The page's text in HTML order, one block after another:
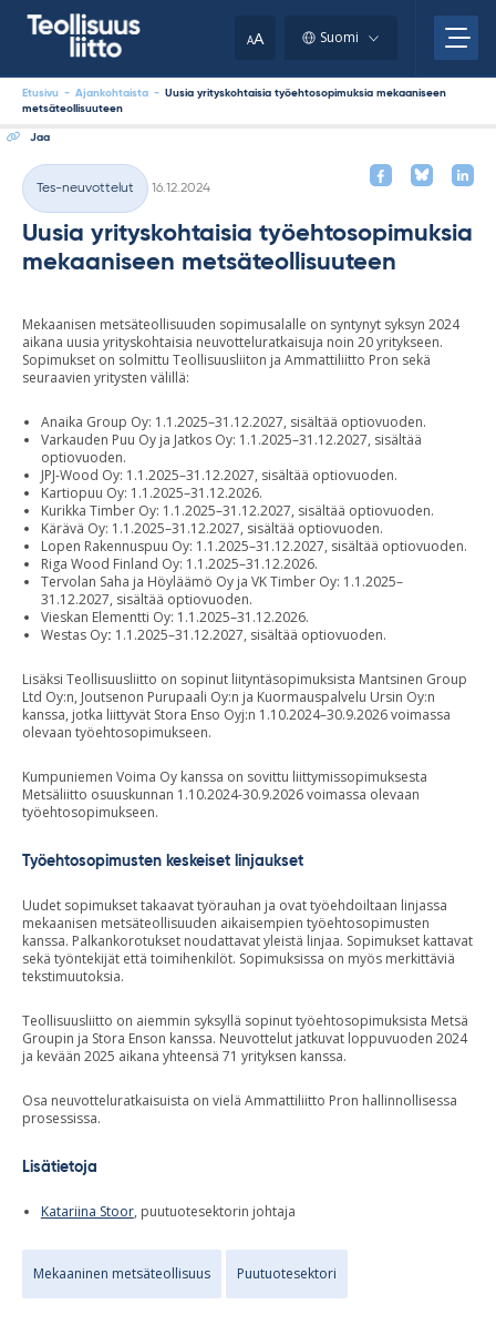
AA Suomi
Etusivu - Ajankohtaista - Uusia yrityskohtaisia työehtosopimuksia mekaaniseen
metsäteollisuuteen
Jaa
Kategoriat
Tes-neuvottelut
16.12.2024
Uusia yrityskohtaisia työehtosopimuksia
mekaaniseen metsäteollisuuteen
Mekaanisen metsäteollisuuden sopimusalalle on syntynyt syksyn 2024
aikana uusia yrityskohtaisia neuvotteluratkaisuja noin 20 yritykseen.
Sopimukset on solmittu Teollisuusliiton ja Ammattiliitto Pron sekä
seuraavien yritysten välillä:
Anaika Group Oy: 1.1.2025–31.12.2027, sisältää optiovuoden.
Varkauden Puu Oy ja Jatkos Oy: 1.1.2025–31.12.2027, sisältää
optiovuoden.
JPJ-Wood Oy: 1.1.2025–31.12.2027, sisältää optiovuoden.
Kartiopuu Oy: 1.1.2025–31.12.2026.
Kurikka Timber Oy: 1.1.2025–31.12.2027, sisältää optiovuoden.
Kärävä Oy: 1.1.2025–31.12.2027, sisältää optiovuoden.
Lopen Rakennuspuu Oy: 1.1.2025–31.12.2027, sisältää optiovuoden.
Riga Wood Finland Oy: 1.1.2025–31.12.2026.
Tervolan Saha ja Höyläämö Oy ja VK Timber Oy: 1.1.2025–
31.12.2027, sisältää optiovuoden.
Vieskan Elementti Oy: 1.1.2025–31.12.2026.
Westas Oy: 1.1.2025–31.12.2027, sisältää optiovuoden.
Lisäksi Teollisuusliitto on sopinut liityntäsopimuksista Mantsinen Group
Ltd Oy:n, Joutsenon Purupaali Oy:n ja Kuormauspalvelu Ursin Oy:n
kanssa, jotka liittyvät Stora Enso Oyj:n 1.10.2024–30.9.2026 voimassa
olevaan työehtosopimukseen.
Kumpuniemen Voima Oy kanssa on sovittu liittymissopimuksesta
Metsäliitto osuuskunnan 1.10.2024-30.9.2026 voimassa olevaan
työehtosopimukseen.
Työehtosopimusten keskeiset linjaukset
Uudet sopimukset takaavat työrauhan ja ovat työehdoiltaan linjassa
mekaanisen metsäteollisuuden aikaisempien työehtosopimusten
kanssa. Palkankorotukset noudattavat yleistä linjaa. Sopimukset kattavat
sekä työntekijät että toimihenkilöt. Sopimuksissa on myös merkittäviä
tekstimuutoksia.
Teollisuusliitto on aiemmin syksyllä sopinut työehtosopimuksista Metsä
Groupin ja Stora Enson kanssa. Neuvottelut jatkuvat loppuvuoden 2024
ja kevään 2025 aikana yhteensä 71 yrityksen kanssa.
Osa neuvotteluratkaisuista on vielä Ammattiliitto Pron hallinnollisessa
prosessissa.
Lisätietoja
Katariina Stoor, puutuotesektorin johtaja
Mekaaninen metsäteollisuus Puutuotesektori
clipboard.)